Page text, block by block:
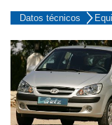
Datos técnicos